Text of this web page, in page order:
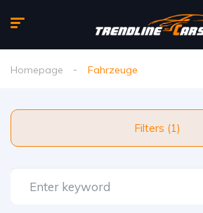
Homepage Fahrzeuge
Filters (1)